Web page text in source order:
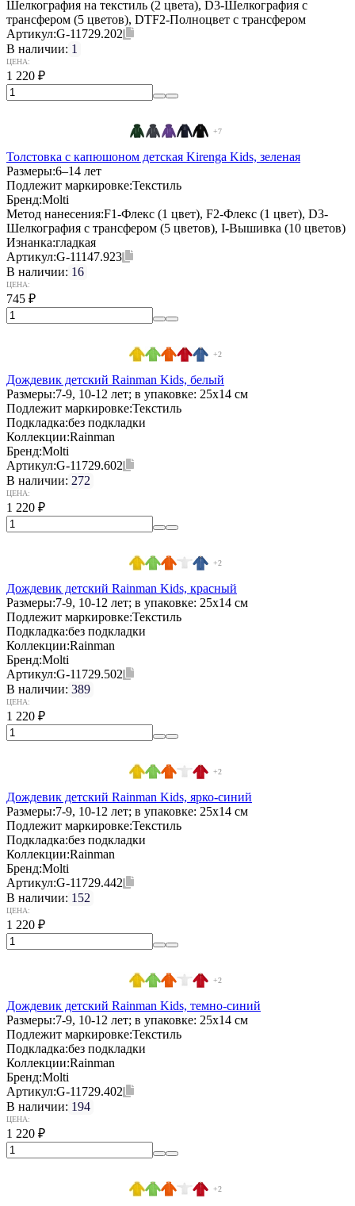
Шелкография на текстиль (2 цвета), D3-Шелкография с
трансфером (5 цветов), DTF2-Полноцвет с трансфером
Артикул:G-11729.202
В наличии: 1
ЦЕНА:
1 220 ₽
+7
Толстовка с капюшоном детская Kirenga Kids, зеленая
Размеры:6–14 лет
Подлежит маркировке:Текстиль
Бренд:Molti
Метод нанесения:F1-Флекс (1 цвет), F2-Флекс (1 цвет), D3-
Шелкография с трансфером (5 цветов), I-Вышивка (10 цветов)
Изнанка:гладкая
Артикул:G-11147.923
В наличии: 16
ЦЕНА:
745 ₽
+2
Дождевик детский Rainman Kids, белый
Размеры:7-9, 10-12 лет; в упаковке: 25x14 см
Подлежит маркировке:Текстиль
Подкладка:без подкладки
Коллекции:Rainman
Бренд:Molti
Артикул:G-11729.602
В наличии: 272
ЦЕНА:
1 220 ₽
+2
Дождевик детский Rainman Kids, красный
Размеры:7-9, 10-12 лет; в упаковке: 25x14 см
Подлежит маркировке:Текстиль
Подкладка:без подкладки
Коллекции:Rainman
Бренд:Molti
Артикул:G-11729.502
В наличии: 389
ЦЕНА:
1 220 ₽
+2
Дождевик детский Rainman Kids, ярко-синий
Размеры:7-9, 10-12 лет; в упаковке: 25x14 см
Подлежит маркировке:Текстиль
Подкладка:без подкладки
Коллекции:Rainman
Бренд:Molti
Артикул:G-11729.442
В наличии: 152
ЦЕНА:
1 220 ₽
+2
Дождевик детский Rainman Kids, темно-синий
Размеры:7-9, 10-12 лет; в упаковке: 25x14 см
Подлежит маркировке:Текстиль
Подкладка:без подкладки
Коллекции:Rainman
Бренд:Molti
Артикул:G-11729.402
В наличии: 194
ЦЕНА:
1 220 ₽
+2